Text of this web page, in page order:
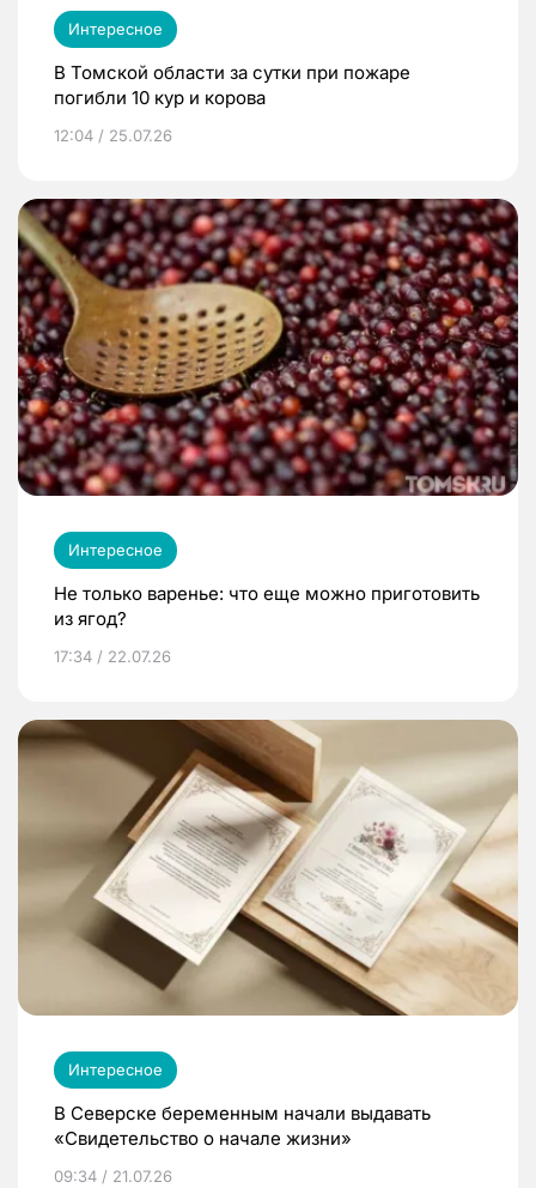
Интересное
В Томской области за сутки при пожаре
погибли 10 кур и корова
12:04 / 25.07.26
Интересное
Не только варенье: что еще можно приготовить
из ягод?
17:34 / 22.07.26
Интересное
В Северске беременным начали выдавать
«Свидетельство о начале жизни»
09:34 / 21.07.26